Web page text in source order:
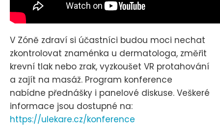
V Zóně zdraví si účastníci budou moci nechat
zkontrolovat znaménka u dermatologa, změřit
krevní tlak nebo zrak, vyzkoušet VR protahování
a zajít na masáž. Program konference
nabídne přednášky i panelové diskuse. Veškeré
informace jsou dostupné na:
https://ulekare.cz/konference